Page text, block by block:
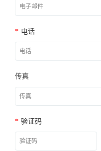
* 电话
传真
* 验证码